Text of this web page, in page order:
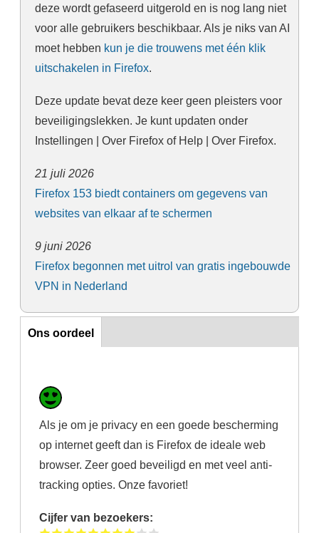
deze wordt gefaseerd uitgerold en is nog lang niet
voor alle gebruikers beschikbaar. Als je niks van AI
moet hebben kun je die trouwens met één klik
uitschakelen in Firefox.
Deze update bevat deze keer geen pleisters voor
beveiligingslekken. Je kunt updaten onder
Instellingen | Over Firefox of Help | Over Firefox.
21 juli 2026
Firefox 153 biedt containers om gegevens van
websites van elkaar af te schermen
9 juni 2026
Firefox begonnen met uitrol van gratis ingebouwde
VPN in Nederland
Ons oordeel
Ons oordeel
Als je om je privacy en een goede bescherming
op internet geeft dan is Firefox de ideale web
browser. Zeer goed beveiligd en met veel anti-
tracking opties. Onze favoriet!
Cijfer van bezoekers: